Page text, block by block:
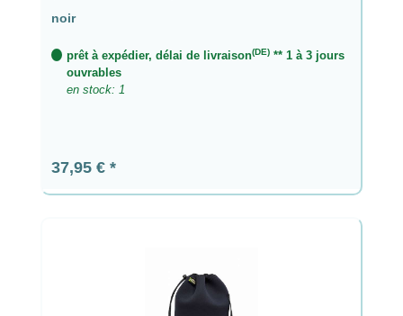
noir
prêt à expédier, délai de livraison(DE)** 1 à 3 jours
ouvrables
en stock: 1
Prix régulier :
37,95 €